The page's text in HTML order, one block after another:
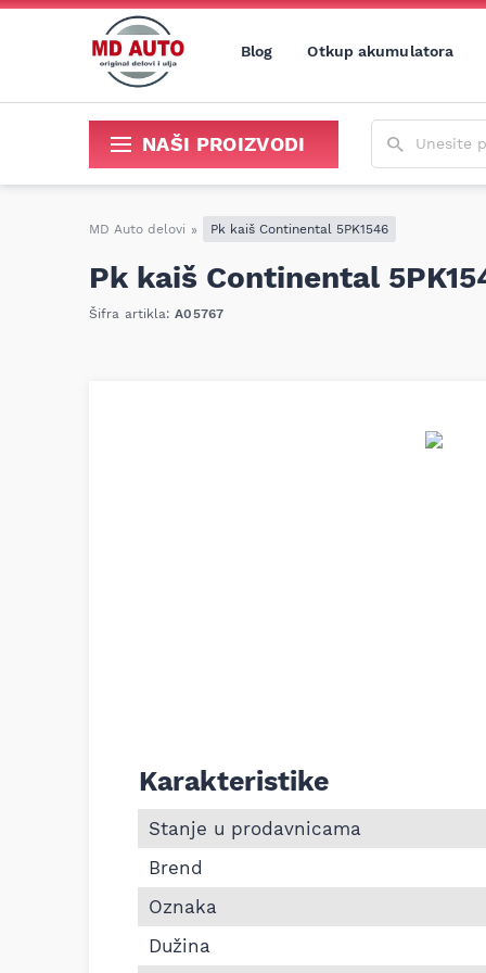
Blog Otkup akumulatora
NAŠI PROIZVODI
MD Auto delovi » Pk kaiš Continental 5PK1546
Pk kaiš Continental
Šifra artikla:A05767
Informacije o Pk kaiš Continental 5PK1546
Karakteristike
Stanje u prodavnicama
Brend
Oznaka
Dužina